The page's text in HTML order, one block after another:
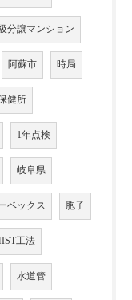
分譲マンション
阿蘇市 時局
健所
1年点検
岐阜県
ベックス 胞子
工法
水道管